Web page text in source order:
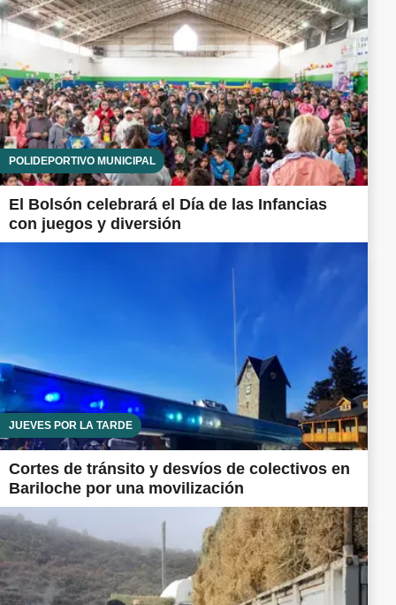
POLIDEPORTIVO MUNICIPAL
El Bolsón celebrará el Día de las Infancias
con juegos y diversión
JUEVES POR LA TARDE
Cortes de tránsito y desvíos de colectivos en
Bariloche por una movilización